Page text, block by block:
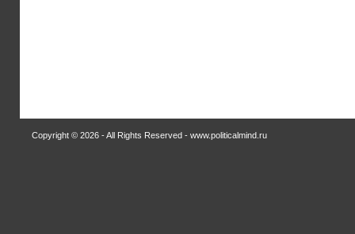
Copyright © 2026 - All Rights Reserved - www.politicalmind.ru